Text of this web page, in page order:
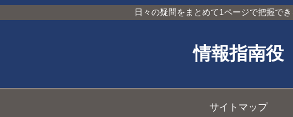
日々の疑問をまとめて1ページで把握で
情報指南役
サイトマップ